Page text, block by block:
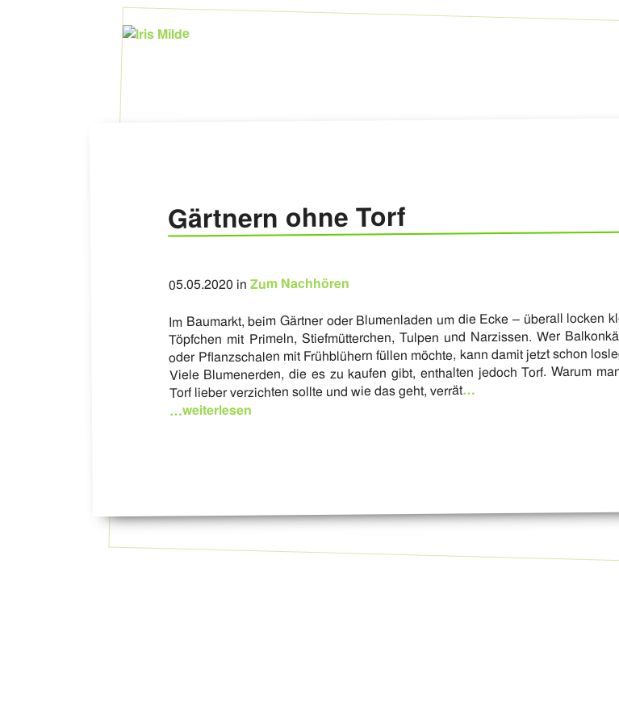
Gärtnern ohne Torf
05.05.2020 in Zum Nachhören
Im Baumarkt, beim Gärtner oder Blumenladen um die Ecke – überall locken
Töpfchen mit Primeln, Stiefmütterchen, Tulpen und Narzissen. Wer
oder Pflanzschalen mit Frühblühern füllen möchte, kann damit jetzt schon
Viele Blumenerden, die es zu kaufen gibt, enthalten jedoch Torf. Warum
Torf lieber verzichten sollte und wie das geht, verrät…
…weiterlesen